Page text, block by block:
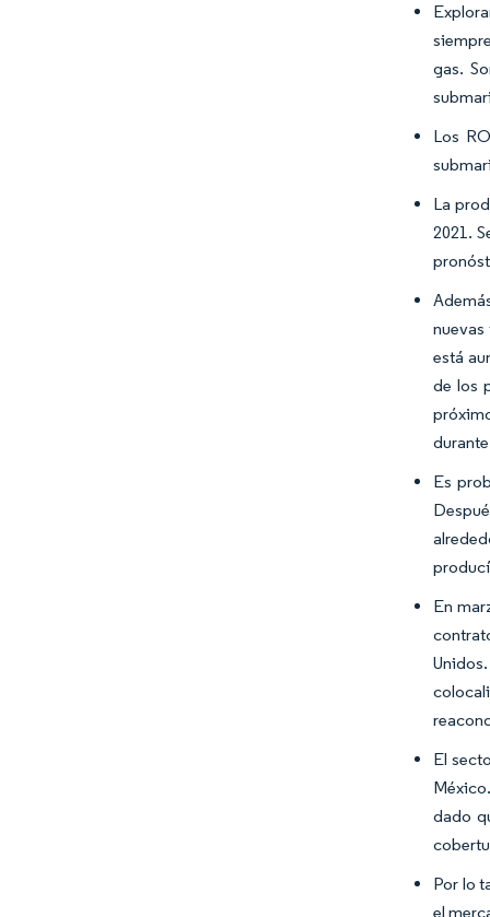
gas.
Los
La
2021.
está
de los
Es
En
El
dado
Por lo
el